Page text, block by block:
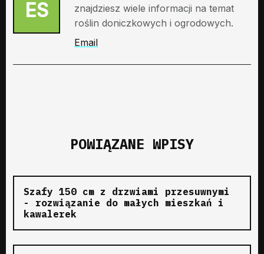
ES
znajdziesz wiele informacji na temat
roślin doniczkowych i ogrodowych.
Email
POWIĄZANE WPISY
Szafy 150 cm z drzwiami przesuwnymi
- rozwiązanie do małych mieszkań i
kawalerek